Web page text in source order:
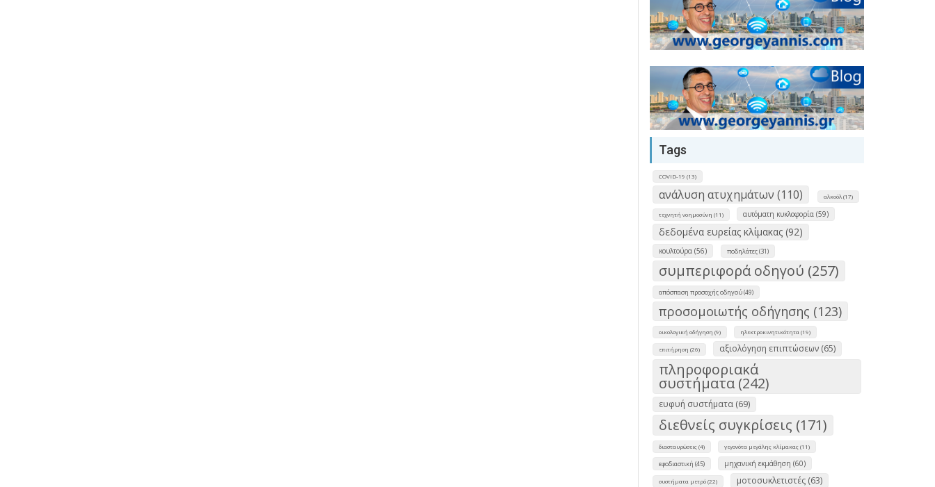
Tags
COVID-19 (13)
ανάλυση ατυχημάτων (110) αλκοόλ (17)
τεχνητή νοημοσύνη (11) αυτόματη κυκλοφορία (59)
δεδομένα ευρείας κλίμακας (92)
κουλτούρα (56) ποδηλάτες (31)
συμπεριφορά οδηγού (257)
απόσπαση προσοχής οδηγού (49)
προσομοιωτής οδήγησης (123)
οικολογική οδήγηση (9) ηλεκτροκινητικότητα (19)
επιτήρηση (26) αξιολόγηση επιπτώσεων (65)
πληροφοριακά
συστήματα (242)
ευφυή συστήματα (69)
διεθνείς συγκρίσεις (171)
διασταυρώσεις (4) γεγονότα μεγάλης κλίμακας (11)
εφοδιαστική (45) μηχανική εκμάθηση (60)
συστήματα μετρό (22) μοτοσυκλετιστές (63)